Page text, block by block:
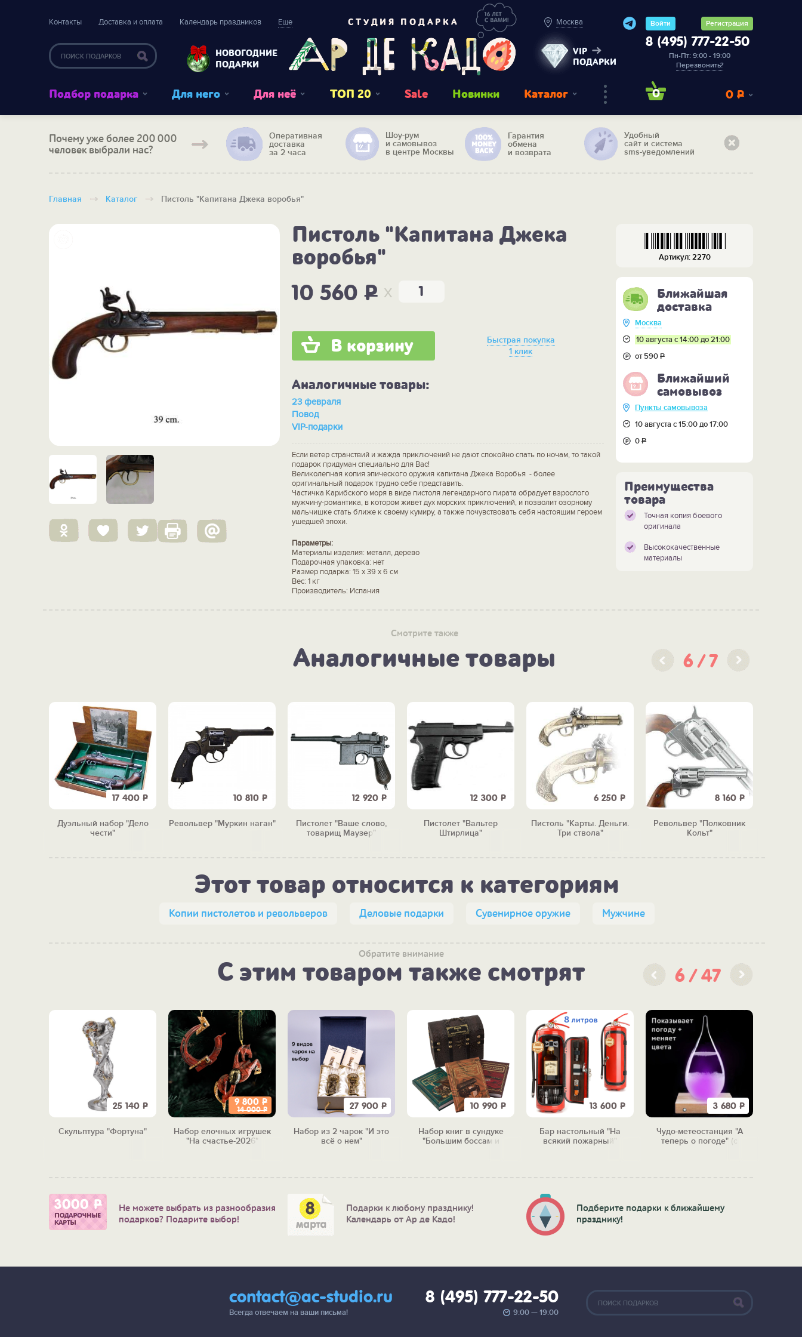
Контакты Доставка и оплата Календарь праздников Еще
НОВОГОДНИЕ
ПОДАРКИ
СТУДИЯ ПОДАРКА Москва
VIP
ПОДАРКИ
Войти Регистрация
8 (495) 777-22-50
Пн-Пт: 9:00 - 19:00
Перезвонить?
Подбор подарка Для него Для неё ТОП 20 Sale Новинки Каталог 0 0 Р
Почему уже более 200 000
человек выбрали нас?
Оперативная
доставка
за 2 часа
Шоу-рум
и самовывоз
в центре Москвы
Гарантия
обмена
и возврата
Удобный
сайт и система
sms-уведомлений
Главная Каталог Пистоль "Капитана Джека воробья"
Пистоль "Капитана Джека
воробья"
10 560P x
В корзину
Быстрая покупка
1 клик
Аналогичные товары:
23 февраля
Повод
VIP-подарки
Если ветер странствий и жажда приключений не дают спокойно спать по ночам, то такой
подарок придуман специально для Вас!
Великолепная копия эпического оружия капитана Джека Воробья - более
оригинальный подарок трудно себе представить.
Частичка Карибского моря в виде пистоля легендарного пирата обрадует взрослого
мужчину-романтика, в котором живет дух морских приключений, и позволит озорному
мальчишке стать ближе к своему кумиру, а также почувствовать себя настоящим героем
ушедшей эпохи.
Параметры:
Материалы изделия: металл, дерево
Подарочная упаковка: нет
Размер подарка: 15 х 39 х 6 см
Вес: 1 кг
Производитель: Испания
Артикул: 2270
Ближайшая
доставка
Москва
10 августа с 14:00 до 21:00
от 590Р
Ближайший
самовывоз
Пункты самовывоза
10 августа с 15:00 до 17:00
0Р
Преимущества
товара
Точная копия боевого
оригинала
Высококачественные
материалы
Смотрите также
Аналогичные товары 6 7
17 400 Р
Дуэльный набор "Дело
чести"
10 810 Р
Револьвер "Муркин наган"
12 920 Р
Пистолет "Ваше слово,
товарищ Маузер"
12 300 Р
Пистолет "Вальтер
Штирлица"
6 250 Р
Пистоль "Карты. Деньги.
Три ствола"
8 160 Р
Револьвер "Полковник
Кольт"
Этот товар относится к категориям
Копии пистолетов и револьверов Деловые подарки Сувенирное оружие Мужчине
Обратите внимание
С этим товаром также смотрят 6 47
25 140 Р
Скульптура "Фортуна"
9 800 Р
14 000Р
Набор елочных игрушек
"На счастье-2026"
27 900 Р
Набор из 2 чарок "И это
всё о нем"
10 990 Р
Набор книг в сундуке
"Большим боссам и
13 600 Р
Бар настольный "На
всякий пожарный"
3 680 Р
Чудо-метеостанция "А
теперь о погоде" (с
Не можете выбрать из разнообразия
подарков? Подарите выбор!
Подарки к любому празднику!
Календарь от Ар де Кадо!
Подберите подарки к ближайшему
празднику!
contact@ac-studio.ru
Всегда отвечаем на ваши письма!
8 (495) 777-22-50
9:00 — 19:00